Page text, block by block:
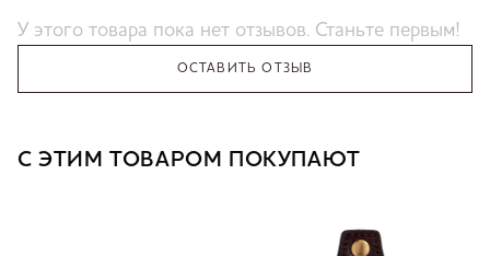
У этого товара пока нет отзывов. Станьте первым!
ОСТАВИТЬ ОТЗЫВ
С ЭТИМ ТОВАРОМ ПОКУПАЮТ